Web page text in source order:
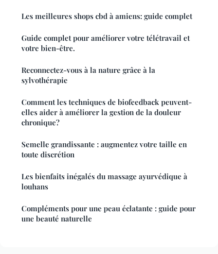
Les meilleures shops cbd à amiens: guide complet
Guide complet pour améliorer votre télétravail et
votre bien-être.
Reconnectez-vous à la nature grâce à la
sylvothérapie
Comment les techniques de biofeedback peuvent-
elles aider à améliorer la gestion de la douleur
chronique?
Semelle grandissante : augmentez votre taille en
toute discrétion
Les bienfaits inégalés du massage ayurvédique à
louhans
Compléments pour une peau éclatante : guide pour
une beauté naturelle